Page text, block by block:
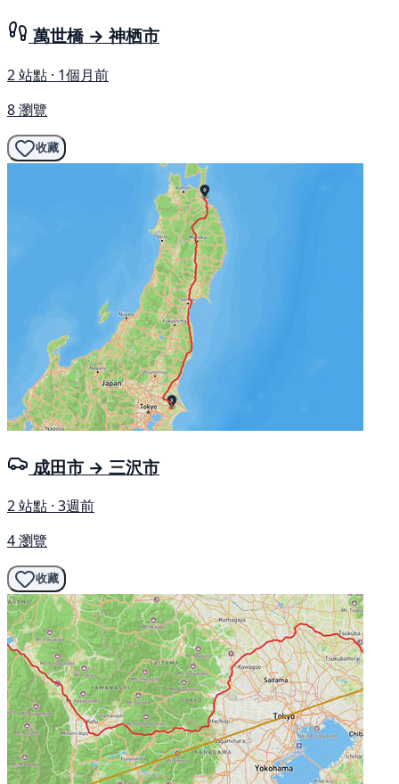
萬世橋 → 神栖市
2 站點 · 1個月前
8 瀏覽
收藏
成田市 → 三沢市
2 站點 · 3週前
4 瀏覽
收藏